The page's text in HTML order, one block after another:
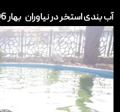
آب بندی استخر در نیاوران بهار 96